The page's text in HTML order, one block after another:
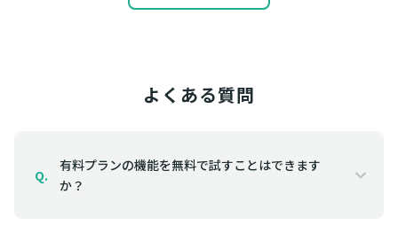
よくある質問
Q.
有料プランの機能を無料で試すことはできます
か？